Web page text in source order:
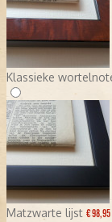
Klassieke
Matzwarte lijst € 98,95